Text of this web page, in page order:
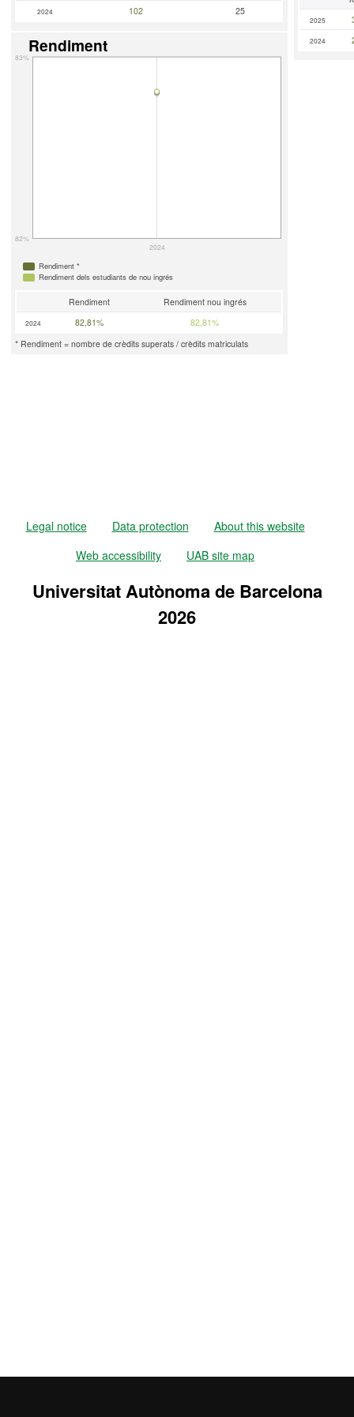
2025
2024
2024 102 25
Rendiment
2024
82%
83%
Rendiment *
Rendiment dels estudiants de nou ingrés
Rendiment Rendiment nou ingrés
2024 82,81%
82,81%
* Rendiment = nombre de crèdits superats / crèdits matriculats
Legal notice Data protection
About this website
Web accessibility
UAB site map
Universitat Autònoma de Barcelona
2026